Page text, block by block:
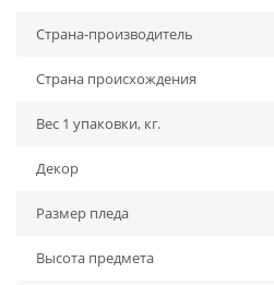
Страна-производитель
Страна происхождения
Вес 1 упаковки, кг.
Декор
Размер пледа
Высота предмета